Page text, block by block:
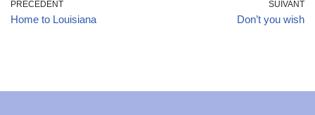
PRÉCÉDENT
Home to Louisiana
SUIVANT
Don’t you wish